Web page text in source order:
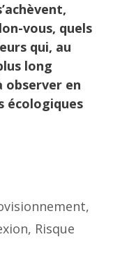
vous, quels
qui, au
long
observer en
écologiques
,
, Risque